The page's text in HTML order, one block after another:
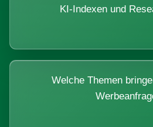
KI-Indexen und
Welche Themen